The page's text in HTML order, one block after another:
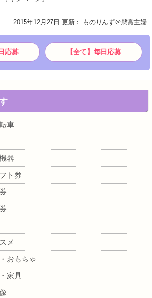
2015年12月27日 更新 ： ものりんず＠懸賞主婦
応募 【全て】毎日応募
車
器
ト券
メ
おもちゃ
家具